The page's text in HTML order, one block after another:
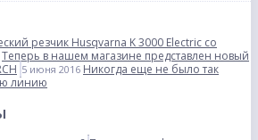
резчик Husqvarna K 3000 Electric со
Теперь в нашем магазине представлен новый
5 июня 2016 Никогда еще не было так
линию